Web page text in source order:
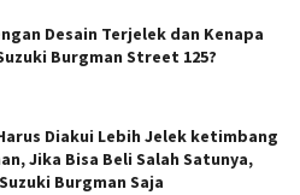
Desain Terjelek dan Kenapa
Burgman Street 125?
Diakui Lebih Jelek ketimbang
Jika Bisa Beli Salah Satunya,
Burgman Saja